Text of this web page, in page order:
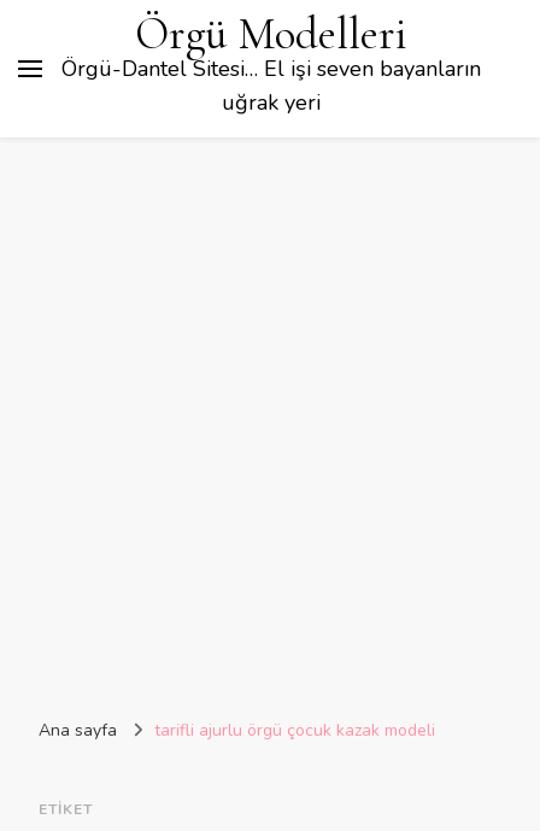
Örgü Modelleri
Örgü-Dantel Sitesi… El işi seven bayanların
uğrak yeri
Ana sayfa tarifli ajurlu örgü çocuk kazak modeli
ETIKET